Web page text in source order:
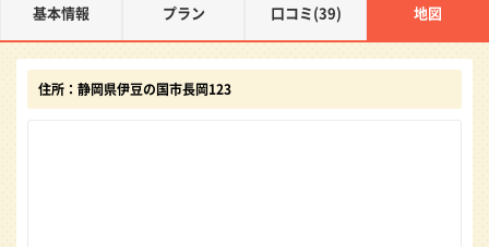
基本情報 プラン 口コミ(39) 地図
住所：静岡県伊豆の国市長岡123